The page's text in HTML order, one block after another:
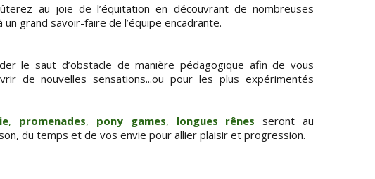
au joie de l’équitation en découvrant de nombreuses
grand savoir-faire de l’équipe encadrante.
le saut d’obstacle de manière pédagogique afin de vous
de nouvelles sensations...ou pour les plus expérimentés
, promenades, pony games, longues rênesseront au
du temps et de vos envie pour allier plaisir et progression.